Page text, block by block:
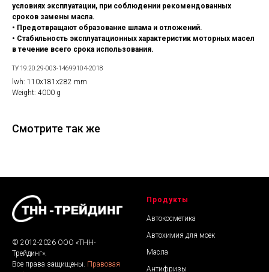
условиях эксплуатации, при соблюдении рекомендованных
сроков замены масла.
• Предотвращают образование шлама и отложений.
• Стабильность эксплуатационных характеристик моторных масел
в течение всего срока использования.
ТУ 19.20.29-003-14699104-2018
lwh: 110x181x282 mm
Weight: 4000 g
Смотрите так же
© 2012-2026 ООО «ТНН-
Трейдинг».
Все права защищены. Правовая
Продукты
Автокосметика
Автохимия для моек
Масла
Антифризы